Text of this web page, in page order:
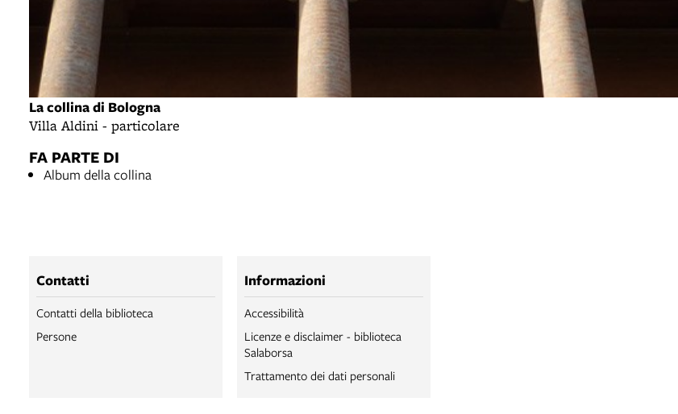
La collina di Bologna
Villa Aldini - particolare
FA PARTE DI
Album della collina
Contatti
Contatti della biblioteca
Persone
Informazioni
Accessibilità
Licenze e disclaimer - biblioteca
Salaborsa
Trattamento dei dati personali